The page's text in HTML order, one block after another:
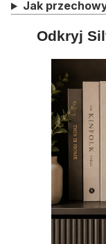
Jak
Odkryj